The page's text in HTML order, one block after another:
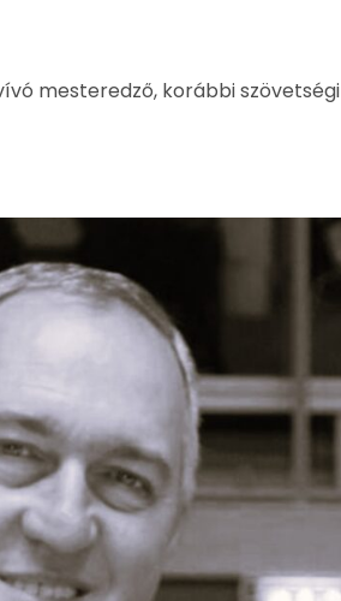
mesteredző, korábbi szövetségi